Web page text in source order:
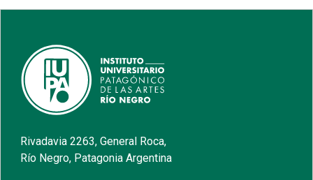
Rivadavia 2263, General Roca,
Río Negro, Patagonia Argentina